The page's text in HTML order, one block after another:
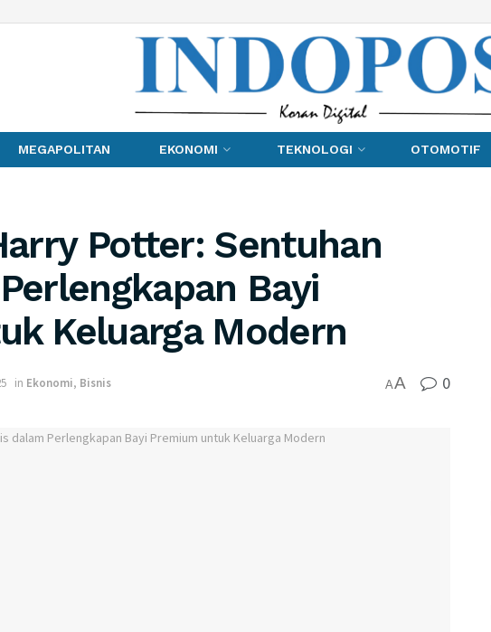
MEGAPOLITAN EKONOMI TEKNOLOGI OTOMOTIF
Potter: Sentuhan
Bayi
Keluarga Modern
in Ekonomi, Bisnis AA 0